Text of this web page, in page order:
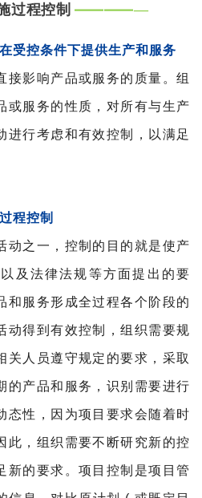
过程控制 —————
受控条件下提供生产和服务
接影响产品或服务的质量。组
或服务的性质，对所有与生产
进行考虑和有效控制，以满足
程控制
动之一，控制的目的就是使产
及法律法规等方面提出的要
和服务形成全过程各个阶段的
动得到有效控制，组织需要规
关人员遵守规定的要求，采取
的产品和服务，识别需要进行
态性，因为项目要求会随着时
此，组织需要不断研究新的控
新的要求。项目控制是项目管